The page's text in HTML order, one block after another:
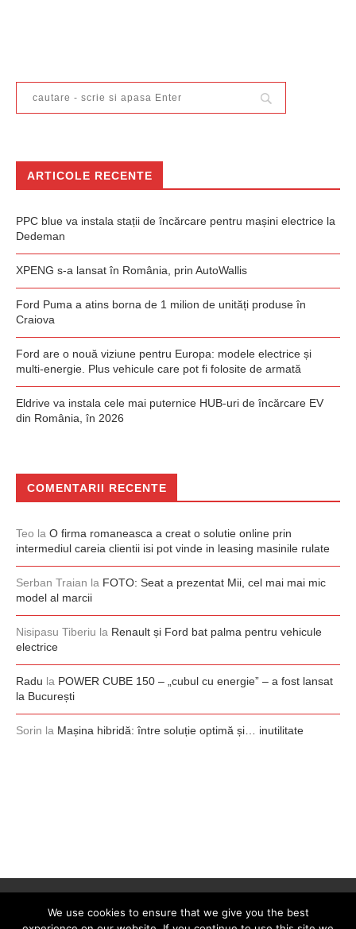
ARTICOLE RECENTE
PPC blue va instala stații de încărcare pentru mașini electrice la
Dedeman
XPENG s-a lansat în România, prin AutoWallis
Ford Puma a atins borna de 1 milion de unități produse în
Craiova
Ford are o nouă viziune pentru Europa: modele electrice și
multi-energie. Plus vehicule care pot fi folosite de armată
Eldrive va instala cele mai puternice HUB-uri de încărcare EV
din România, în 2026
COMENTARII RECENTE
Teo la O firma romaneasca a creat o solutie online prin
intermediul careia clientii isi pot vinde in leasing masinile rulate
Serban Traian la FOTO: Seat a prezentat Mii, cel mai mai mic
model al marcii
Nisipasu Tiberiu la Renault și Ford bat palma pentru vehicule
electrice
Radu la POWER CUBE 150 – „cubul cu energie” – a fost lansat
la București
Sorin la Mașina hibridă: între soluție optimă și… inutilitate
We use cookies to ensure that we give you the best